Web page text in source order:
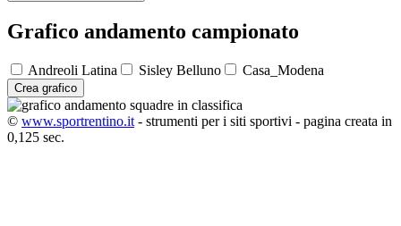
Grafico andamento campionato
Andreoli Latina Sisley Belluno Casa_Modena
Crea grafico
© www.sportrentino.it- strumenti per i siti sportivi - pagina creata in
0,125 sec.